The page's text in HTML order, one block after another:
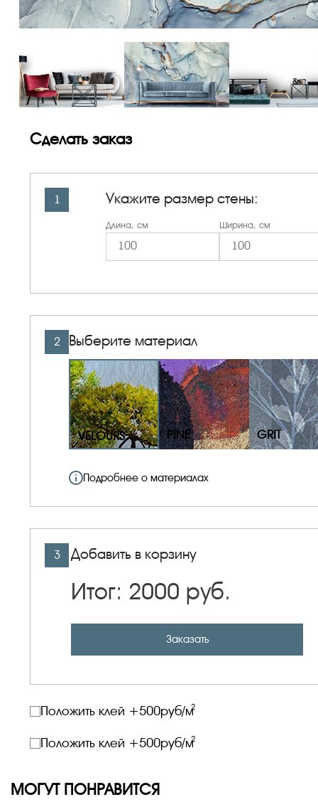
Сделать заказ
1 Укажите размер стены:
Длина, см Ширина, см
2 Выберите материал
VELOURS PINE GRIT
Подробнее о материалах
3 Добавить в корзину
Итог: 2000 руб.
Заказать
Положить клей +500руб/м2
Положить клей +500руб/м2
МОГУТ ПОНРАВИТСЯ